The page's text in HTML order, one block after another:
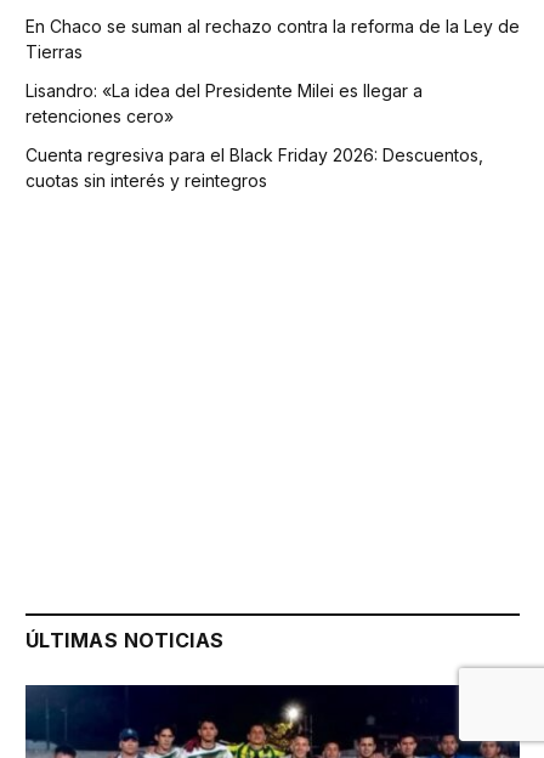
En Chaco se suman al rechazo contra la reforma de la Ley de
Tierras
Lisandro: «La idea del Presidente Milei es llegar a
retenciones cero»
Cuenta regresiva para el Black Friday 2026: Descuentos,
cuotas sin interés y reintegros
ÚLTIMAS NOTICIAS